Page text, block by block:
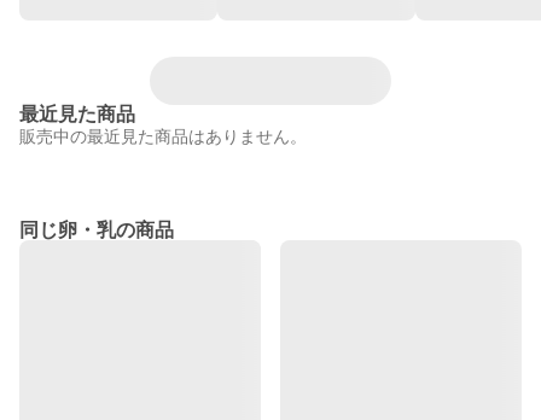
最近見た商品
販売中の最近見た商品はありません。
同じ卵・乳の商品